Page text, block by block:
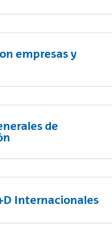
empresas y
de
Internacionales